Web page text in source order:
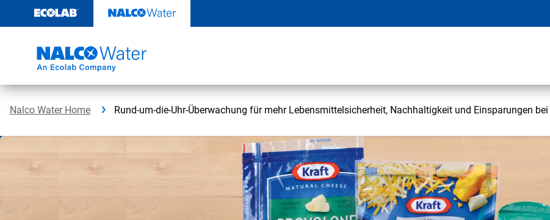
Inhalt
Nalco Water Home Rund-um-die-Uhr-Überwachung für mehr Lebensmittelsicherheit, Nachhaltigkeit und Einsparungen